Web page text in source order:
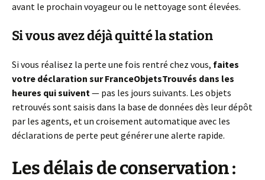
avant le prochain voyageur ou le nettoyage sont élevées.
Si vous avez déjà quitté la station
Si vous réalisez la perte une fois rentré chez vous, faites
votre déclaration sur FranceObjetsTrouvés dans les
heures qui suivent— pas les jours suivants. Les objets
retrouvés sont saisis dans la base de données dès leur dépôt
par les agents, et un croisement automatique avec les
déclarations de perte peut générer une alerte rapide.
Les délais de conservation :